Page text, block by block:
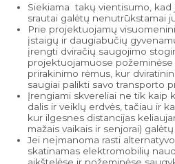
Siekiama takų vientisumo,
srautai galėtų nenutrūkstamai
Prie projektuojamų
įstaigų ir daugiabučių
įrengti dviračių saugojimo
projektuojamuose
prirakinimo rėmus, kur
saugiai palikti savo transporto
Įrengiami skvereliai ne tik kaip
dalis ir veiklų erdvės, tačiau ir
kur ilgesnes distancijas
mažais vaikais ir senjorai)
Jei neįmanoma rasti
skatinamas elektromobilių